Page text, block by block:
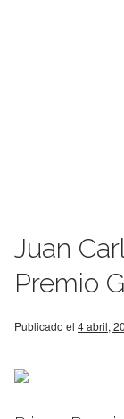
Juan
Premio
Publicado el 4 abril,